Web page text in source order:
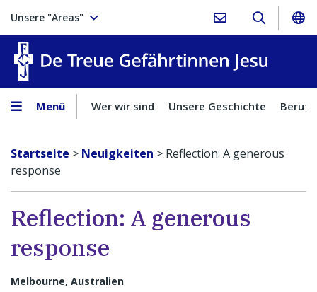
Unsere "Areas"
Menü Wer wir sind Unsere Geschichte
Startseite > Neuigkeiten > Reflection: A generous
response
Reflection: A generous
response
Melbourne, Australien